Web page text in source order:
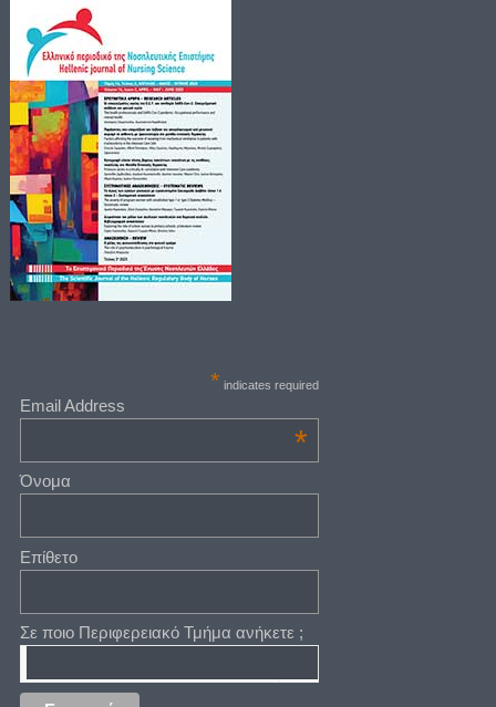
* indicates required
Email Address
*
Όνομα
Επίθετο
Σε ποιο Περιφερειακό Τμήμα ανήκετε ;